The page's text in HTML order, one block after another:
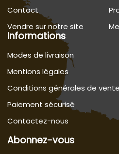
Contact
Vendre sur notre site
Informations
Modes de livraison
Mentions légales
Conditions générales de vente
Paiement sécurisé
Contactez-nous
Abonnez-vous